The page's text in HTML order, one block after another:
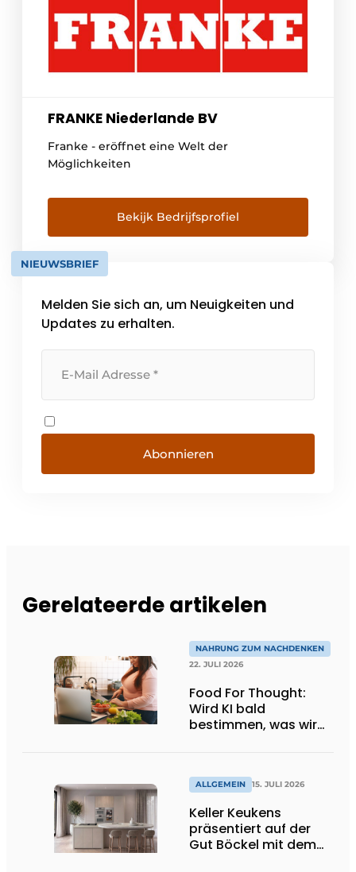
FRANKE Niederlande BV
Franke - eröffnet eine Welt der
Möglichkeiten
Bekijk Bedrijfsprofiel
NIEUWSBRIEF
Melden Sie sich an, um Neuigkeiten und
Updates zu erhalten.
Abonnieren
Gerelateerde artikelen
NAHRUNG ZUM NACHDENKEN
22. JULI 2026
Food For Thought:
Wird KI bald
bestimmen, was wir
dich!
ALLGEMEIN 15. JULI 2026
Keller Keukens
präsentiert auf der
Gut Böckel mit dem